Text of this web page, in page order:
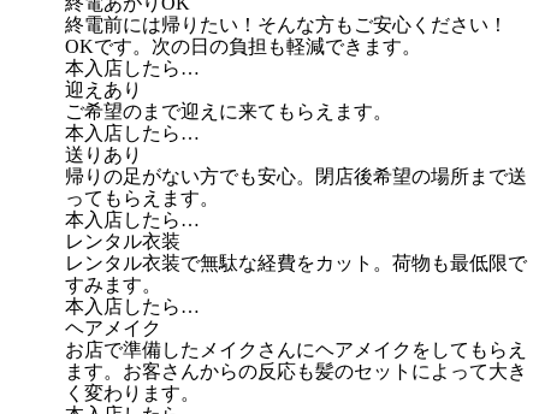
終電前には帰りたい！そんな方もご安心ください！
OKです。次の日の負担も軽減できます。
本入店したら…
迎えあり
ご希望のまで迎えに来てもらえます。
本入店したら…
送りあり
帰りの足がない方でも安心。閉店後希望の場所まで送
ってもらえます。
本入店したら…
レンタル衣装
レンタル衣装で無駄な経費をカット。荷物も最低限で
すみます。
本入店したら…
ヘアメイク
お店で準備したメイクさんにヘアメイクをしてもらえ
ます。お客さんからの反応も髪のセットによって大き
く変わります。